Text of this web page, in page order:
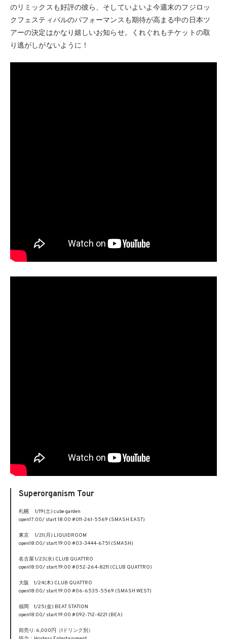
のリミックスも好評の彼ら、そしていよいよ今週末のフジロッ
クフェスティバルのパフォーマンスも期待が高まる中の日本ツ
アーの決定はかなり嬉しいお知らせ。くれぐれもチケットの取
り逃がしがないように！
Superorganism Tour
札幌 1/19(土) cube garden
open17:00/ start 18:00 #011-261-5569 (SMASH EAST)
東京 1/21(月) LIQUIDROOM
open18:00/ start 19:00 #03-3444-6751 (SMASH)
名古屋 1/23(水) CLUB QUATTRO
open18:00/ start 19:00 #052-264-8211 (CLUB QUATTRO)
大阪 1/24(木) CLUB QUATTRO
open18:00/ start 19:00 #06-6535-5569 (SMASH WEST)
福岡 1/25(金) BEAT STATION
open18:00/ start 19:00 #092-712-4221 (BEA)
前売り: 6,000円（1ドリンク別）